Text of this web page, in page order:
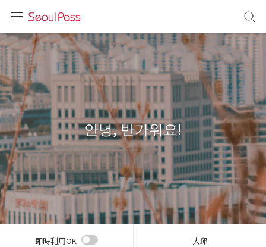
体)
文 (台灣)
안녕, 반가워요!
即時利用OK 大邱